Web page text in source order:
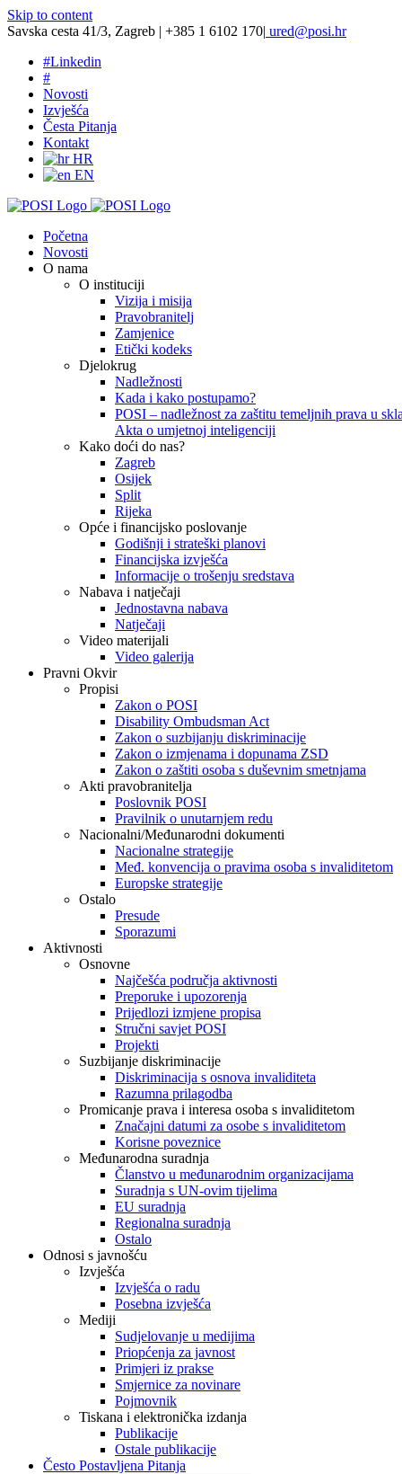
Skip to content
Savska cesta 41/3, Zagreb | +385 1 6102 170| ured@posi.hr
#Linkedin
#
Novosti
Izvješća
Česta Pitanja
Kontakt
HR
EN
Početna
Novosti
O nama
O instituciji
Vizija i misija
Pravobranitelj
Zamjenice
Etički kodeks
Djelokrug
Nadležnosti
Kada i kako postupamo?
POSI – nadležnost za zaštitu temeljnih prava u
Akta o umjetnoj inteligenciji
Kako doći do nas?
Zagreb
Osijek
Split
Rijeka
Opće i financijsko poslovanje
Godišnji i strateški planovi
Financijska izvješća
Informacije o trošenju sredstava
Nabava i natječaji
Jednostavna nabava
Natječaji
Video materijali
Video galerija
Pravni Okvir
Propisi
Zakon o POSI
Disability Ombudsman Act
Zakon o suzbijanju diskriminacije
Zakon o izmjenama i dopunama ZSD
Zakon o zaštiti osoba s duševnim smetnjama
Akti pravobranitelja
Poslovnik POSI
Pravilnik o unutarnjem redu
Nacionalni/Međunarodni dokumenti
Nacionalne strategije
Međ. konvencija o pravima osoba s invaliditetom
Europske strategije
Ostalo
Presude
Sporazumi
Aktivnosti
Osnovne
Najčešća područja aktivnosti
Preporuke i upozorenja
Prijedlozi izmjene propisa
Stručni savjet POSI
Projekti
Suzbijanje diskriminacije
Diskriminacija s osnova invaliditeta
Razumna prilagodba
Promicanje prava i interesa osoba s invaliditetom
Značajni datumi za osobe s invaliditetom
Korisne poveznice
Međunarodna suradnja
Članstvo u međunarodnim organizacijama
Suradnja s UN-ovim tijelima
EU suradnja
Regionalna suradnja
Ostalo
Odnosi s javnošću
Izvješća
Izvješća o radu
Posebna izvješća
Mediji
Sudjelovanje u medijima
Priopćenja za javnost
Primjeri iz prakse
Smjernice za novinare
Pojmovnik
Tiskana i elektronička izdanja
Publikacije
Ostale publikacije
Često Postavljena Pitanja